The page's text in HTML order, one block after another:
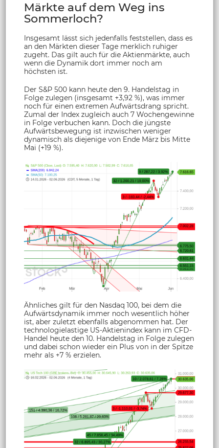
Märkte auf dem Weg ins
Sommerloch?
Insgesamt lässt sich jedenfalls feststellen, dass es
an den Märkten dieser Tage merklich ruhiger
zugeht. Das gilt auch für die Aktienmärkte, auch
wenn die Dynamik dort immer noch am
höchsten ist.
Der S&P 500 kann heute den 9. Handelstag in
Folge zulegen (insgesamt +3,92 %), was immer
noch für einen extremen Aufwärtsdrang spricht.
Zumal der Index zugleich auch 7 Wochengewinne
in Folge verbuchen kann. Doch die jüngste
Aufwärtsbewegung ist inzwischen weniger
dynamisch als diejenige von Ende März bis Mitte
Mai (+19 %).
Ähnliches gilt für den Nasdaq 100, bei dem die
Aufwärtsdynamik immer noch wesentlich höher
ist, aber zuletzt ebenfalls abgenommen hat. Der
technologielastige US-Aktienindex kann im CFD-
Handel heute den 10. Handelstag in Folge zulegen
und dabei schon wieder ein Plus von in der Spitze
mehr als +7 % erzielen.